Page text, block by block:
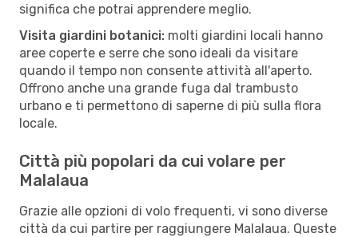
significa che potrai apprendere meglio.
Visita giardini botanici: molti giardini locali hanno
aree coperte e serre che sono ideali da visitare
quando il tempo non consente attività all'aperto.
Offrono anche una grande fuga dal trambusto
urbano e ti permettono di saperne di più sulla flora
locale.
Città più popolari da cui volare per
Malalaua
Grazie alle opzioni di volo frequenti, vi sono diverse
città da cui partire per raggiungere Malalaua. Queste